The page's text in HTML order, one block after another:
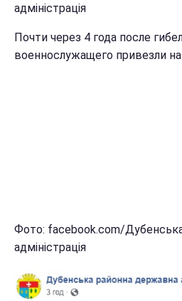
адміністрація
Почти через 4 года после
военнослужащего привезли на
Фото: facebook.com/
адміністрація